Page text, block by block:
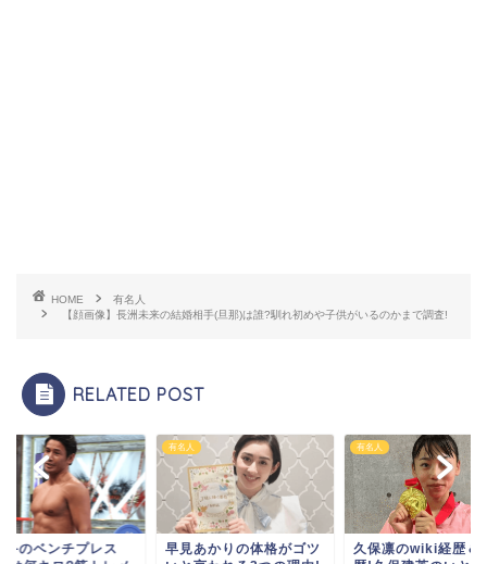
HOME
有名人
【顔画像】長洲未来の結婚相手(旦那)は誰?馴れ初めや子供がいるのかまで調査!
RELATED POST
斗のベンチプレス
有名人
早見あかりの体格がゴツ
有名人
久保凛のwiki経歴＆